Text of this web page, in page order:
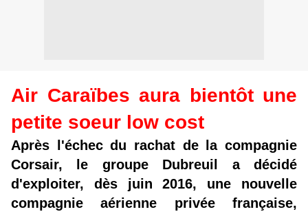
Air Caraïbes aura bientôt une
petite soeur low cost
Après l'échec du rachat de la compagnie
Corsair, le groupe Dubreuil a décidé
d'exploiter, dès juin 2016, une nouvelle
compagnie aérienne privée française,